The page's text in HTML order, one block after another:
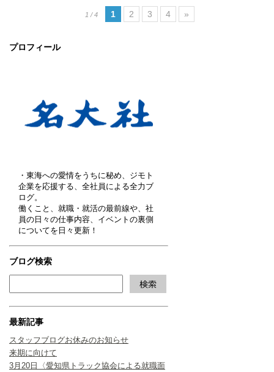
プロフィール
・東海への愛情をうちに秘め、ジモト
企業を応援する、全社員による全力ブ
ログ。
働くこと、就職・就活の最前線や、社
員の日々の仕事内容、イベントの裏側
についてを日々更新！
ブログ検索
最新記事
スタッフブログお休みのお知らせ
来期に向けて
3月20日〈愛知県トラック協会による就職面
1 / 4 1 2 3 4 »